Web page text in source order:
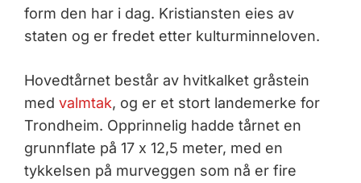
form den har i dag. Kristiansten eies av
staten og er fredet etter kulturminneloven.
Hovedtårnet består av hvitkalket gråstein
med valmtak, og er et stort landemerke for
Trondheim. Opprinnelig hadde tårnet en
grunnflate på 17 x 12,5 meter, med en
tykkelsen på murveggen som nå er fire